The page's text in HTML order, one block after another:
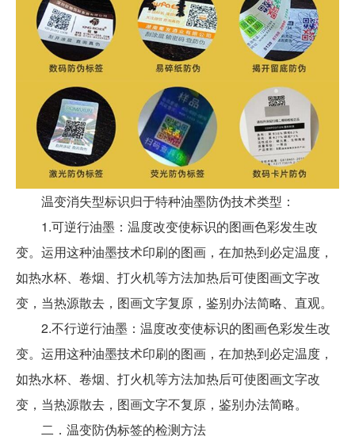
温变消失型标识归于特种油墨防伪技术类型：
1.可逆行油墨：温度改变使标识的图画色彩发生改
变。运用这种油墨技术印刷的图画，在加热到必定温度，
如热水杯、卷烟、打火机等方法加热后可使图画文字改
变，当热源散去，图画文字复原，鉴别办法简略、直观。
2.不行逆行油墨：温度改变使标识的图画色彩发生改
变。运用这种油墨技术印刷的图画，在加热到必定温度，
如热水杯、卷烟、打火机等方法加热后可使图画文字改
变，当热源散去，图画文字不复原，鉴别办法简略。
二．温变防伪标签的检测方法